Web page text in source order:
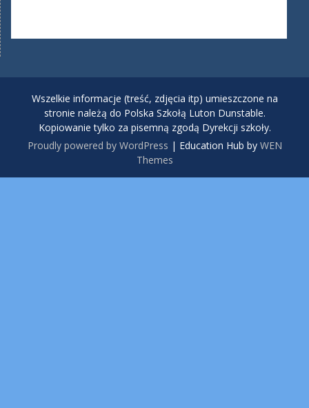
Wszelkie informacje (treść, zdjęcia itp) umieszczone na
stronie należą do Polska Szkołą Luton Dunstable.
Kopiowanie tylko za pisemną zgodą Dyrekcji szkoły.
Proudly powered by WordPress | Education Hub by WEN
Themes